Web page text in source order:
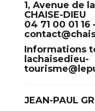
1, Avenue de
CHAISE-DIEU
04 71 00 01 16
Informations
lachaisedieu-
JEAN-PAUL